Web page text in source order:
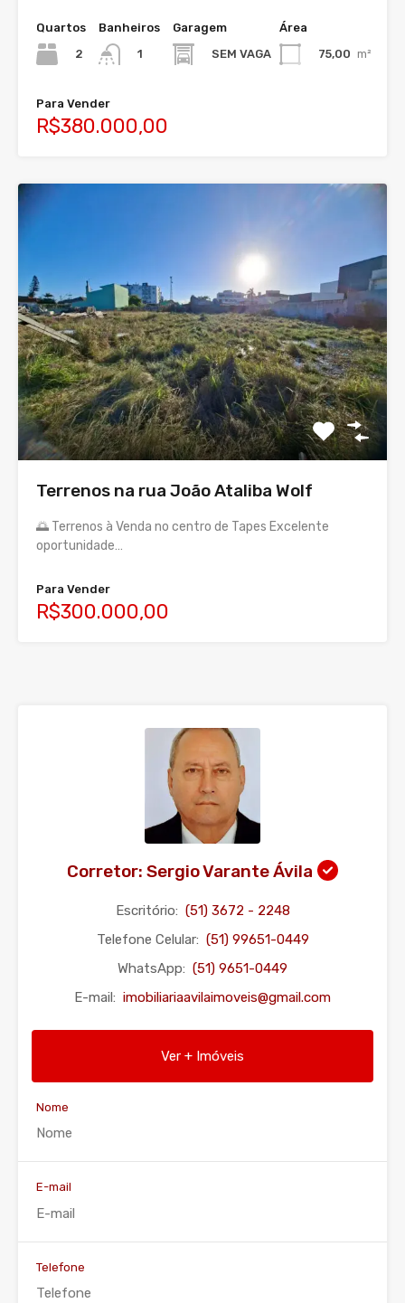
Quartos
2
Banheiros
1
Garagem
SEM VAGA
Área
75,00 m²
Para Vender
R$380.000,00
Terrenos na rua João Ataliba Wolf
🌅 Terrenos à Venda no centro de Tapes Excelente
oportunidade…
Para Vender
R$300.000,00
Corretor: Sergio Varante Ávila
Escritório: (51) 3672 - 2248
Telefone Celular: (51) 99651-0449
WhatsApp: (51) 9651-0449
E-mail: imobiliariaavilaimoveis@gmail.com
Ver + Imóveis
Nome
E-mail
Telefone